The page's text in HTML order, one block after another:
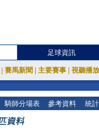
足球資訊
賽馬新聞 主要賽事 視聽播
騎師分場表 參考資料 統